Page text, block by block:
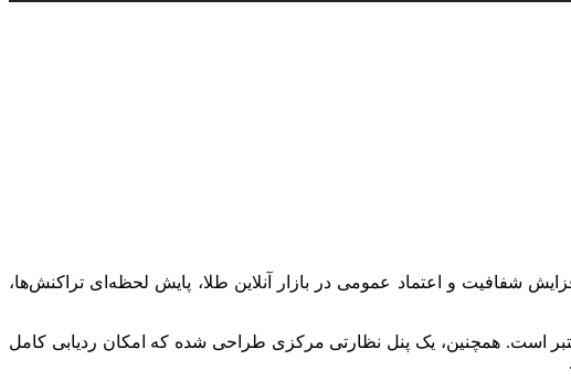
با هدف افزایش شفافیت و اعتماد عمومی در بازار آنلاین طلا، پایش لحظه‌ای تراکنش‌ها،
است. همچنین، یک پنل نظارتی مرکزی طراحی شده که امکان ردیابی کامل